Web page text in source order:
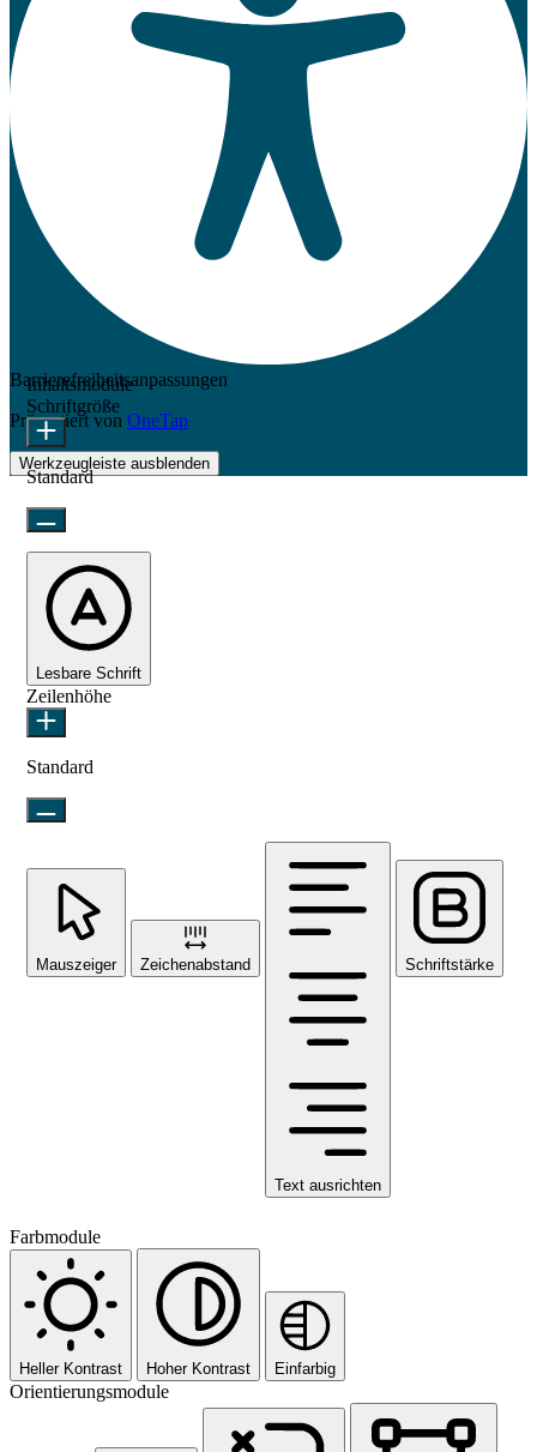
Barrierefreiheitsanpassungen
Präsentiert von OneTap
Werkzeugleiste ausblenden
Inhaltsmodule
Schriftgröße
Standard
Lesbare Schrift
Zeilenhöhe
Standard
Mauszeiger Zeichenabstand
Text ausrichten
Schriftstärke
Farbmodule
Heller Kontrast Hoher Kontrast Einfarbig
Orientierungsmodule